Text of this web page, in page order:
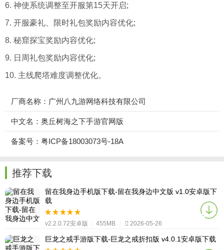
6. 神使系统调整至开服第15天开启;
7. 开服豪礼、限时礼包奖励内容优化;
8. 秘窟探宝奖励内容优化;
9. 日周礼包奖励内容优化;
10. 主线爬塔难度调整优化。
厂商名称：广州八九游网络科技有限公司
中文名：奥丘树海之下手游官网版
备案号：粤ICP备18003073号-18A
推荐下载
留在我身边手机版下载-留在我身边中文版 v1.0安卓版下
载
v2.2.0.72安卓版 455MB 2026-05-26
巨龙之戒手游版下载-巨龙之戒折扣版 v4.0.1安卓版下载